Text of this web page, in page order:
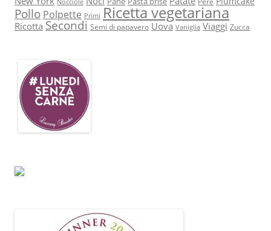
Nocciole
Pollo Polpette Primi Ricetta vegetariana
Ricotta Secondi Semi di papavero Uova Vaniglia Viaggi Zucca